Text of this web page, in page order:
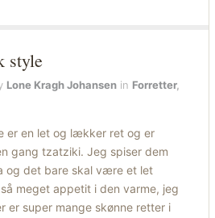
style
Lone Kragh Johansen in Forretter,
er en let og lækker ret og er
gang tzatziki. Jeg spiser dem
og det bare skal være et let
meget appetit i den varme, jeg
er super mange skønne retter i